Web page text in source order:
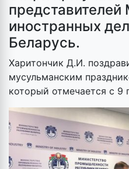
представителей
иностранных
Беларусь.
Харитончик Д.И.
мусульманским
который отмечается с 9